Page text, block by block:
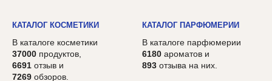
КАТАЛОГ КОСМЕТИКИ
В каталоге косметики
37000 продуктов,
6691 отзыв и
7269 обзоров.
КАТАЛОГ ПАРФЮМЕРИИ
В каталоге парфюмерии
6180 ароматов и
893 отзыва на них.